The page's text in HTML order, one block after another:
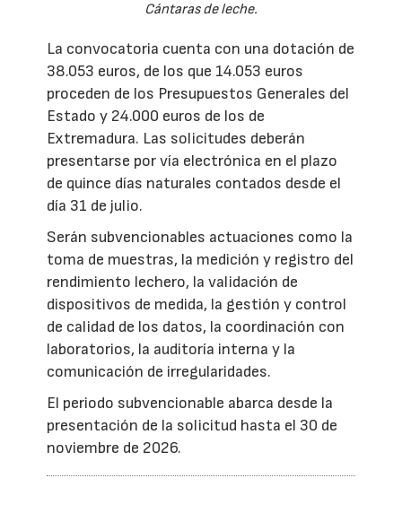
Cántaras de leche.
La convocatoria cuenta con una dotación de
38.053 euros, de los que 14.053 euros
proceden de los Presupuestos Generales del
Estado y 24.000 euros de los de
Extremadura. Las solicitudes deberán
presentarse por vía electrónica en el plazo
de quince días naturales contados desde el
día 31 de julio.
Serán subvencionables actuaciones como la
toma de muestras, la medición y registro del
rendimiento lechero, la validación de
dispositivos de medida, la gestión y control
de calidad de los datos, la coordinación con
laboratorios, la auditoría interna y la
comunicación de irregularidades.
El periodo subvencionable abarca desde la
presentación de la solicitud hasta el 30 de
noviembre de 2026.